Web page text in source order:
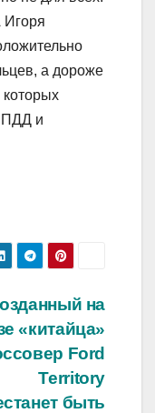
Игоря
а дороже
которых
ПДД и
на
«китайца»
Ford
Territory
быть